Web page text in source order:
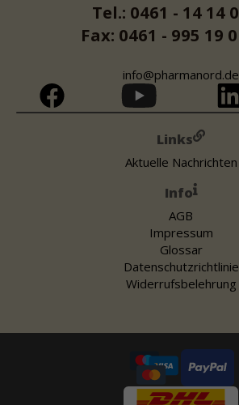
Tel.: 0461 - 14 14
Fax: 0461 - 995 19
info@pharmanord.de
Links
Aktuelle Nachrichten
Info
AGB
Impressum
Glossar
Datenschutzrichtlinie
Widerrufsbelehrung